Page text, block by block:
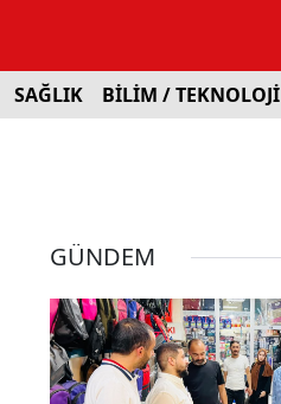
SAĞLIK BİLİM / TEKNOLOJİ
GÜNDEM